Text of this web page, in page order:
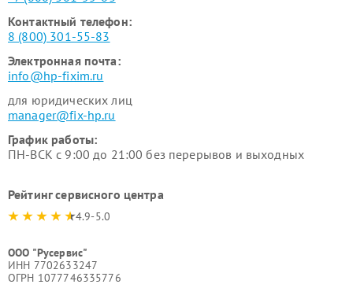
Контактный телефон:
8 (800) 301-55-83
Электронная почта:
info@hp-fixim.ru
для юридических лиц
manager@fix-hp.ru
График работы:
ПН-ВСК с 9:00 до 21:00 без перерывов и выходных
Рейтинг сервисного центра
4.9-5.0
ООО "Русервис"
ИНН 7702633247
ОГРН 1077746335776